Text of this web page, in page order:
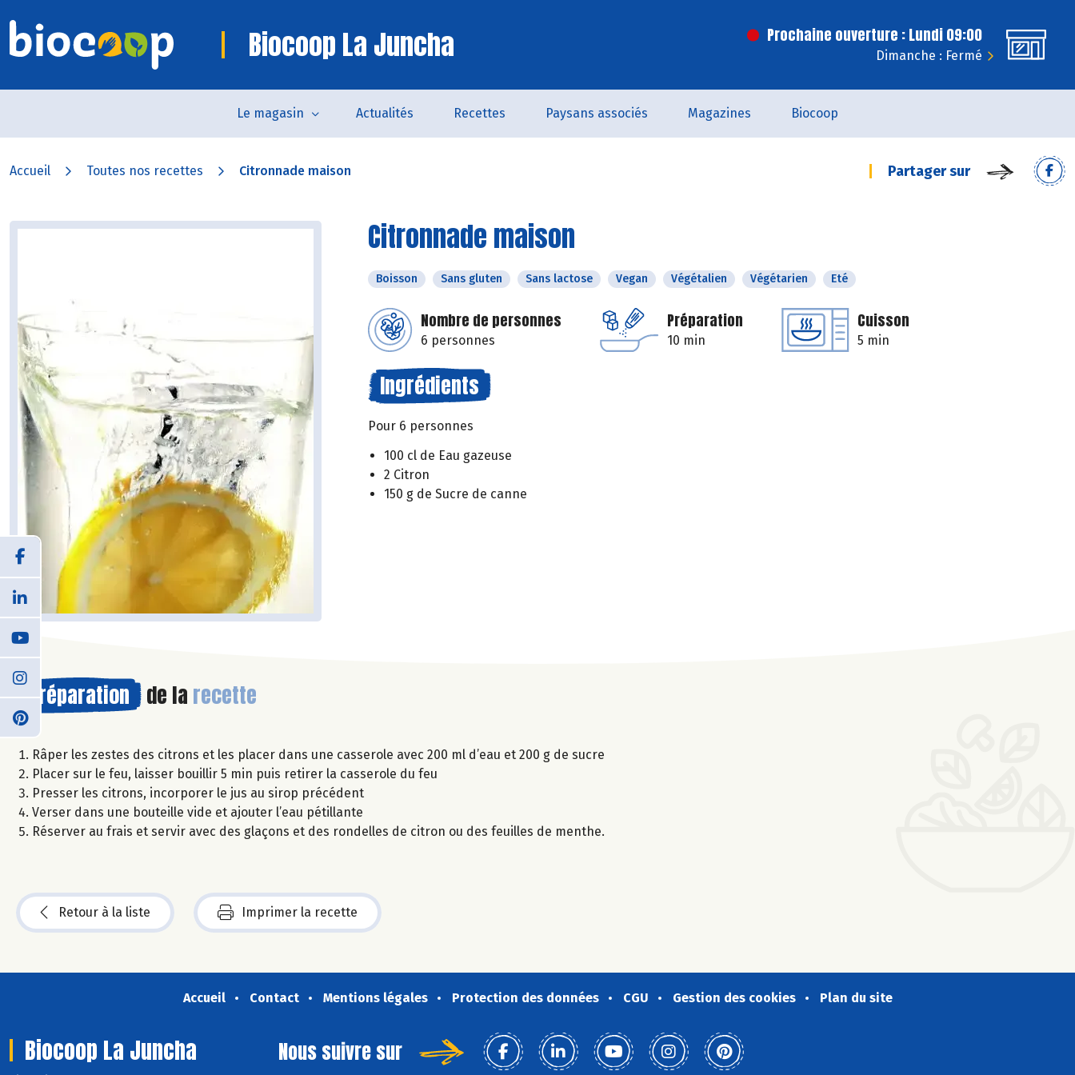
Biocoop La Juncha Prochaine ouverture : Lundi 09:00
Dimanche : Fermé
Le magasin Actualités Recettes Paysans associés Magazines Biocoop
Accueil Toutes nos recettes Citronnade maison Partager sur
Citronnade maison
Boisson Sans gluten Sans lactose Vegan Végétalien Végétarien Eté
Nombre de personnes
6 personnes
Préparation
10 min
Cuisson
5 min
Ingrédients
Pour 6 personnes
100 cl de Eau gazeuse
2 Citron
150 g de Sucre de canne
Préparation de la recette
Râper les zestes des citrons et les placer dans une casserole avec 200 ml d’eau et 200 g de sucre
Placer sur le feu, laisser bouillir 5 min puis retirer la casserole du feu
Presser les citrons, incorporer le jus au sirop précédent
Verser dans une bouteille vide et ajouter l’eau pétillante
Réserver au frais et servir avec des glaçons et des rondelles de citron ou des feuilles de menthe.
Retour à la liste Imprimer la recette
Accueil Contact Mentions légales Protection des données CGU Gestion des cookies Plan du site
Biocoop La Juncha Nous suivre sur